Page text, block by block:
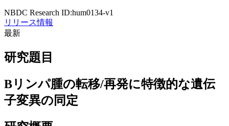
NBDC Research ID:hum0134-v1
リリース情報
最新
研究題目
Bリンパ腫の転移/再発に特徴的な遺伝
子変異の同定